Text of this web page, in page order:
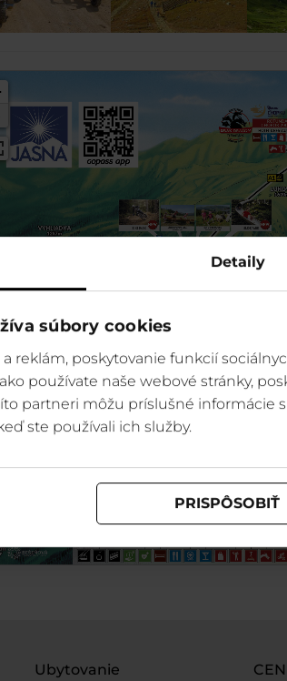
Detaily
súbory cookies
reklám, poskytovanie funkcií
používate naše webové stránky,
partneri môžu príslušné
ste používali ich služby.
PRISPÔSOBIŤ
Ubytovanie